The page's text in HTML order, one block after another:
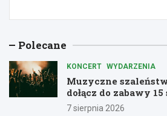
Polecane
KONCERT WYDARZENIA
Muzyczne
dołącz do zabawy
7 sierpnia 2026